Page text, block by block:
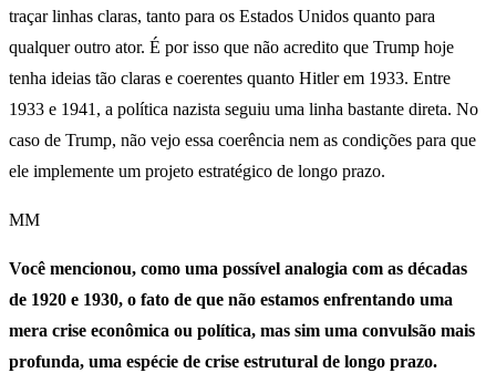
traçar linhas claras, tanto para os Estados Unidos quanto para
qualquer outro ator. É por isso que não acredito que Trump hoje
tenha ideias tão claras e coerentes quanto Hitler em 1933. Entre
1933 e 1941, a política nazista seguiu uma linha bastante direta. No
caso de Trump, não vejo essa coerência nem as condições para que
ele implemente um projeto estratégico de longo prazo.
MM
Você mencionou, como uma possível analogia com as décadas
de 1920 e 1930, o fato de que não estamos enfrentando uma
mera crise econômica ou política, mas sim uma convulsão mais
profunda, uma espécie de crise estrutural de longo prazo.